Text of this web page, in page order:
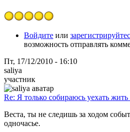
Войдите или
возможность отправлять
Пт, 17/12/2010 - 16:10
saliya
участник
Re: Я только собираюсь уехать
Веста, ты не следишь за ходом
одночасье.